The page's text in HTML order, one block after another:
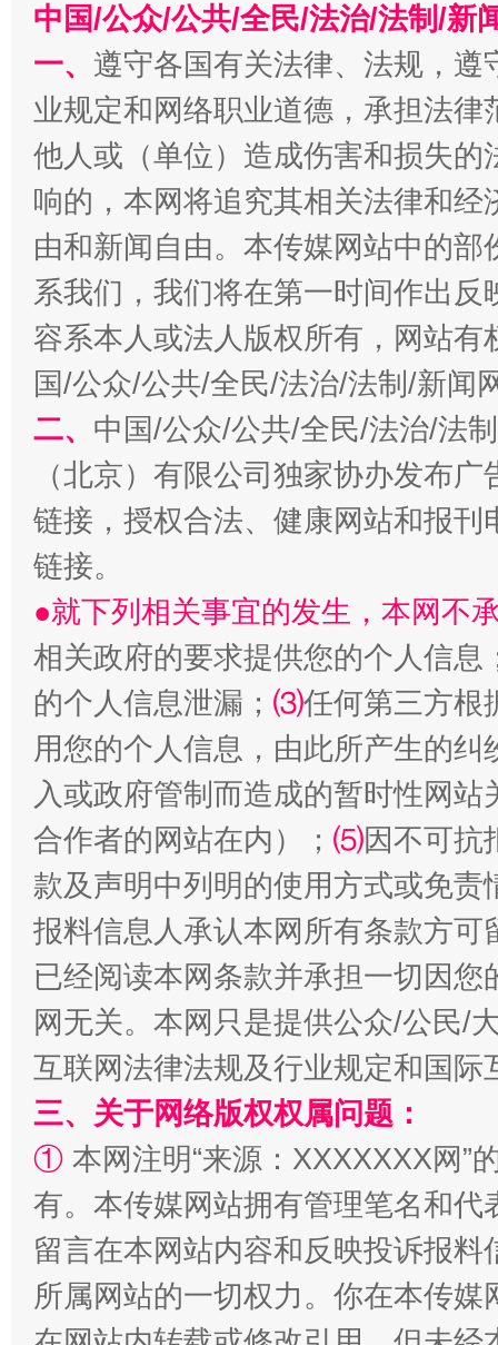
千年窑火 生生不息 一
揭开“小金库”的免责幌子
受贿1.44亿！段成刚被判无期 从幼
全民健身五年计划来了！等你上场
阿坝州三大球赛在茂县开幕 规模
中国/公众/公共/全民/法治/法制/新
一、 遵守各国有关法律、法规，
业规定和网络职业道德，承担法
他人或（单位）造成伤害和损失
响的，本网将追究其相关法律和
由和新闻自由。本传媒网站中的
系我们，我们将在第一时间作出
容系本人或法人版权所有，网站
国/公众/公共/全民/法治/法制/新闻
二、 中国/公众/公共/全民/法治/法
（北京）有限公司独家协办发布
链接，授权合法、健康网站和报
链接。
●就下列相关事宜的发生，本网不
相关政府的要求提供您的个人信息
的个人信息泄漏； ⑶任何第三方根
用您的个人信息，由此所产生的纠
入或政府管制而造成的暂时性网
合作者的网站在内）； ⑸因不可抗
款及声明中列明的使用方式或免责
报料信息人承认本网所有条款方
已经阅读本网条款并承担一切因
网无关。本网只是提供公众/公民/
互联网法律法规及行业规定和国
三、关于网络版权权属问题：
① 本网注明“来源：XXXXXXX网”
有。本传媒网站拥有管理笔名和
留言在本网站内容和反映投诉报
所属网站的一切权力。你在本传